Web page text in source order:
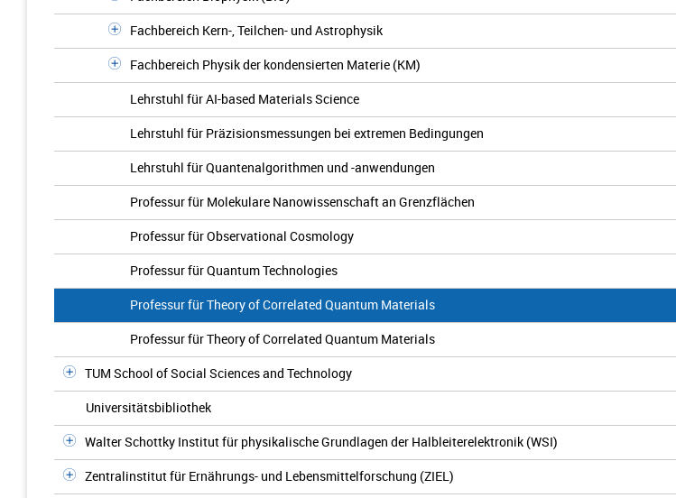
Fachbereich Kern-, Teilchen- und Astrophysik
Fachbereich Physik der kondensierten Materie (KM)
Lehrstuhl für AI-based Materials Science
Lehrstuhl für Präzisionsmessungen bei extremen Bedingungen
Lehrstuhl für Quantenalgorithmen und -anwendungen
Professur für Molekulare Nanowissenschaft an Grenzflächen
Professur für Observational Cosmology
Professur für Quantum Technologies
Professur für Theory of Correlated Quantum Materials
Professur für Theory of Correlated Quantum Materials
TUM School of Social Sciences and Technology
Universitätsbibliothek
Walter Schottky Institut für physikalische Grundlagen der Halbleiterelektronik (WSI)
Zentralinstitut für Ernährungs- und Lebensmittelforschung (ZIEL)